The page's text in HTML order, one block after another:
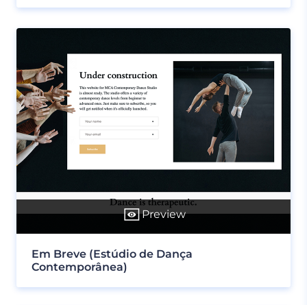
Preview
Em Breve (Estúdio de Dança
Contemporânea)